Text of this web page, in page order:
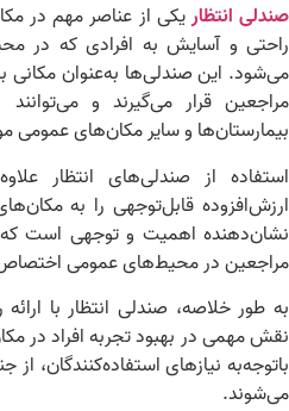
انتظاریکی از عناصر مهم در
و آسایش به افرادی که در
این صندلی‌ها به‌عنوان مکانی
قرار می‌گیرند و می‌توانند
و سایر مکان‌های عمومی
از صندلی‌های انتظار
قابل‌توجهی را به
اهمیت و توجهی است که
در محیط‌های عمومی
طور خلاصه، صندلی انتظار با ارائه
مهمی در بهبود تجربه افراد در
نیازهای استفاده‌کنندگان،